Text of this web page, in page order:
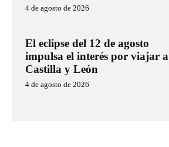
4 de agosto de 2026
El eclipse del 12 de agosto
impulsa el interés por viajar a
Castilla y León
4 de agosto de 2026